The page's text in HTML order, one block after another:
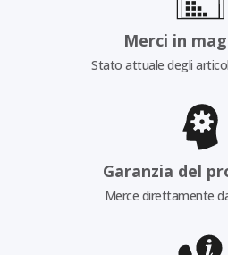
Merci in
Stato attuale degli
Garanzia del
Merce direttamente